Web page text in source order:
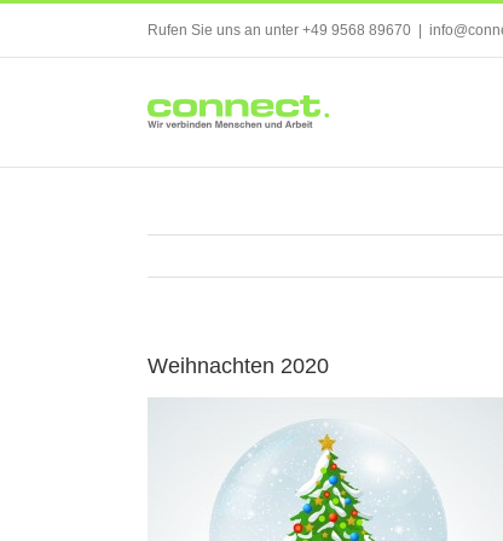
content
Rufen Sie uns an unter +49 9568 89670
Weihnachten 2020